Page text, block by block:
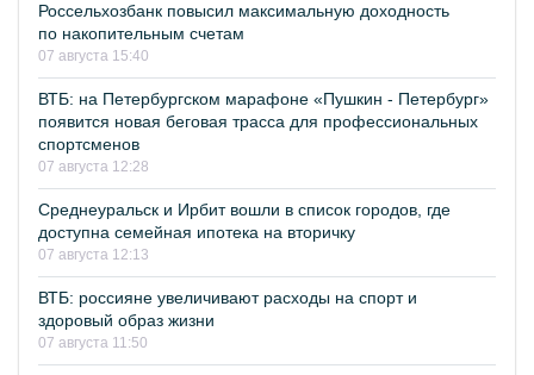
Россельхозбанк повысил максимальную доходность
по накопительным счетам
07 августа 15:40
ВТБ: на Петербургском марафоне «Пушкин - Петербург»
появится новая беговая трасса для профессиональных
спортсменов
07 августа 12:28
Среднеуральск и Ирбит вошли в список городов, где
доступна семейная ипотека на вторичку
07 августа 12:13
ВТБ: россияне увеличивают расходы на спорт и
здоровый образ жизни
07 августа 11:50